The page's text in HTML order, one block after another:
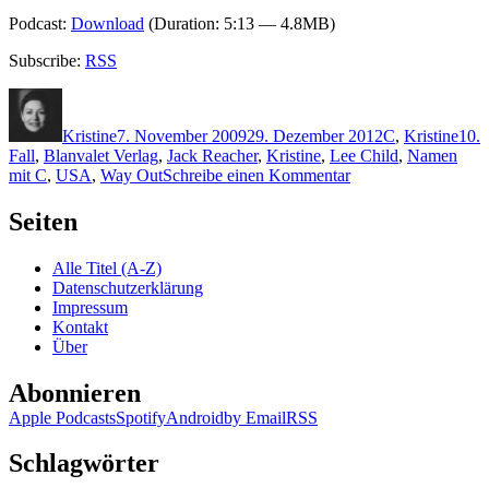
Podcast: Download (Duration: 5:13 — 4.8MB)
Subscribe: RSS
Kristine7. November 200929. Dezember 2012C, Kristine10.
Fall, Blanvalet Verlag, Jack Reacher, Kristine, Lee Child, Namen
mit C, USA, Way OutSchreibe einen Kommentarzu
Seiten
Alle Titel (A-Z)
Datenschutzerklärung
Impressum
Kontakt
Über
Abonnieren
Apple PodcastsSpotifyAndroidby EmailRSS
Schlagwörter